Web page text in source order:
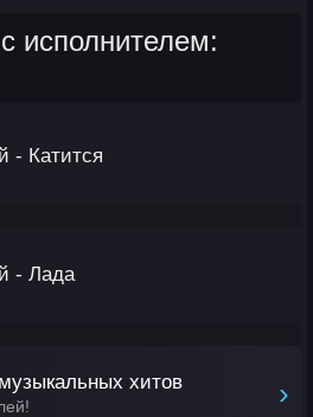
исполнителем:
- Катится
- Лада
хитов ›